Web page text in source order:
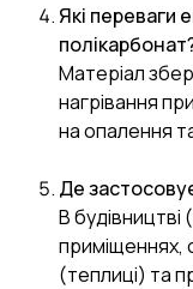
Які переваги
Матеріал
нагрівання
на опалення
Де
В
приміщеннях,
(теплиці) та